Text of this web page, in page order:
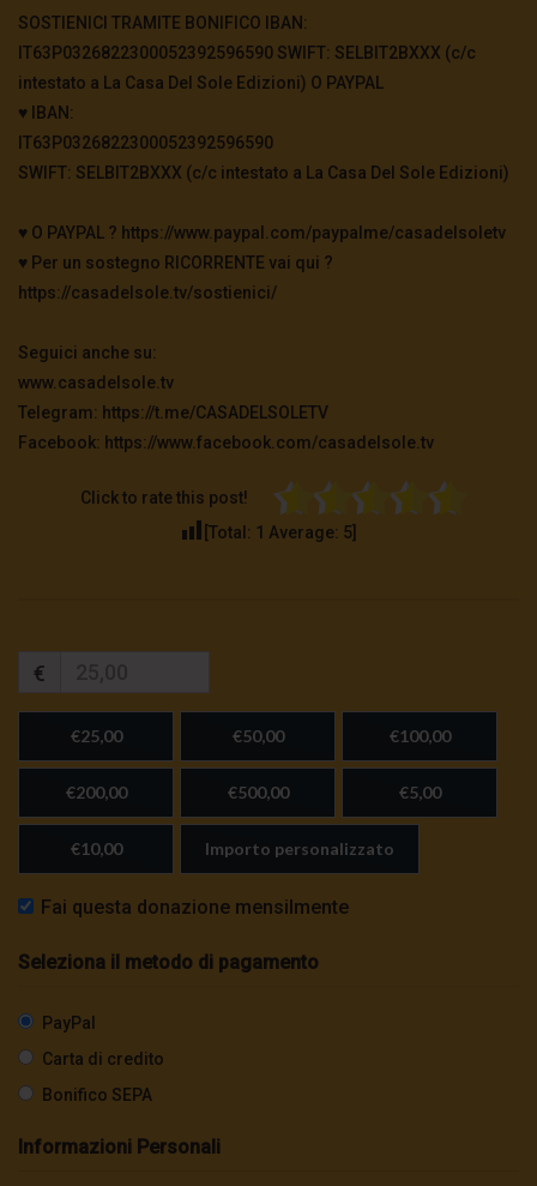
SOSTIENICI TRAMITE BONIFICO IBAN:
IT63P0326822300052392596590 SWIFT: SELBIT2BXXX (c/c
intestato a La Casa Del Sole Edizioni) O PAYPAL
♥️ IBAN:
IT63P0326822300052392596590
SWIFT: SELBIT2BXXX (c/c intestato a La Casa Del Sole Edizioni)
♥️ O PAYPAL ? https://www.paypal.com/paypalme/casadelsoletv
♥️ Per un sostegno RICORRENTE vai qui ?
https://casadelsole.tv/sostienici/
Seguici anche su:
www.casadelsole.tv
Telegram: https://t.me/CASADELSOLETV
Facebook: https://www.facebook.com/casadelsole.tv
Click to rate this post!
[Total: 1 Average: 5
€
€25,00 €50,00 €100,00
€200,00 €500,00 €5,00
€10,00 Importo personalizzato
Fai questa donazione mensilmente
Seleziona il metodo di pagamento
PayPal
Carta di credito
Bonifico SEPA
Informazioni Personali